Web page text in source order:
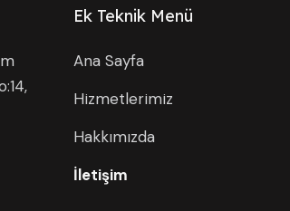
Ek Teknik Menü
Ana Sayfa
Hizmetlerimiz
Hakkımızda
İletişim